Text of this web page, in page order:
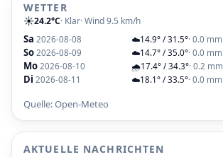
WETTER
☀️24.2°C· Klar· Wind 9.5 km/h
Sa 2026-08-08 ☁️14.9° / 31.5°· 0.0 mm
So2026-08-09 ☁️14.7° / 35.0°· 0.0 mm
Mo2026-08-10 🌧️17.4° / 34.3°· 0.2 mm
Di 2026-08-11 ☁️18.1° / 33.5°· 0.0 mm
Quelle: Open-Meteo
AKTUELLE NACHRICHTEN